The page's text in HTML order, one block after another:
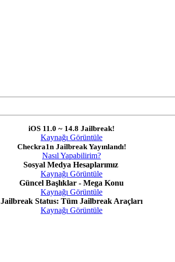
iOS 11.0 ~ 14.8 Jailbreak!
Kaynağı Görüntüle
Checkra1n Jailbreak Yayınlandı!
Nasıl Yapabilirim?
Sosyal Medya Hesaplarımız
Kaynağı Görüntüle
Güncel Başlıklar - Mega Konu
Kaynağı Görüntüle
Jailbreak Status: Tüm Jailbreak Araçları
Kaynağı Görüntüle